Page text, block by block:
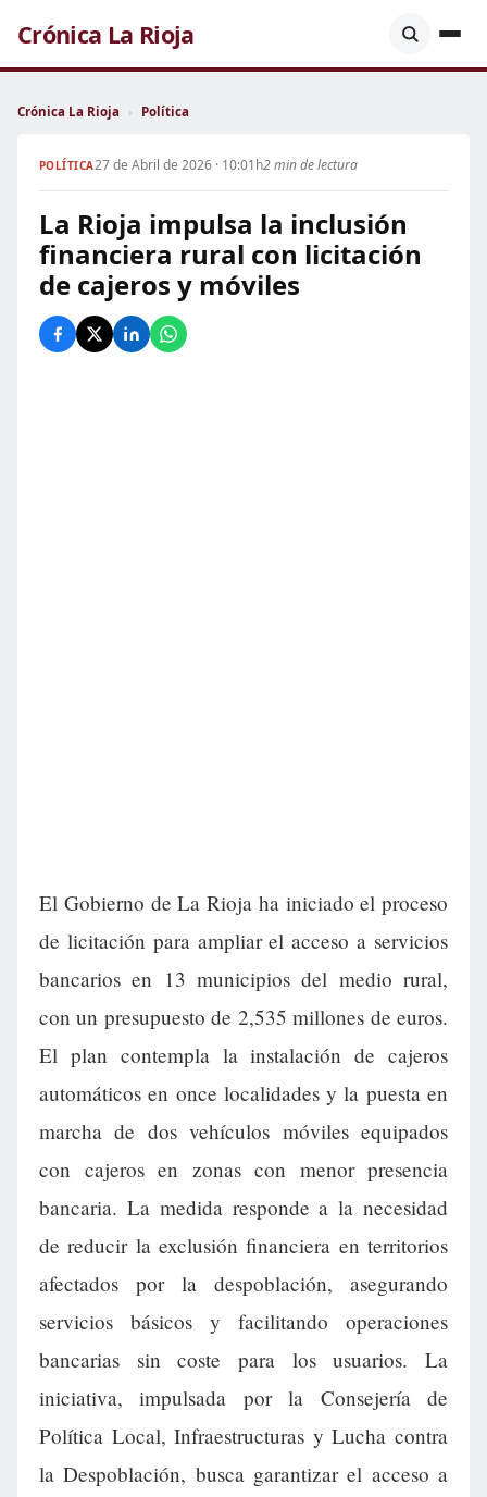
Crónica La Rioja
Crónica La Rioja › Política
POLÍTICA27 de Abril de 2026 · 10:01h2 min de lectura
La Rioja impulsa la inclusión
financiera rural con licitación
de cajeros y móviles
El Gobierno de La Rioja ha iniciado el proceso
de licitación para ampliar el acceso a servicios
bancarios en 13 municipios del medio rural,
con un presupuesto de 2,535 millones de euros.
El plan contempla la instalación de cajeros
automáticos en once localidades y la puesta en
marcha de dos vehículos móviles equipados
con cajeros en zonas con menor presencia
bancaria. La medida responde a la necesidad
de reducir la exclusión financiera en territorios
afectados por la despoblación, asegurando
servicios básicos y facilitando operaciones
bancarias sin coste para los usuarios. La
iniciativa, impulsada por la Consejería de
Política Local, Infraestructuras y Lucha contra
la Despoblación, busca garantizar el acceso a